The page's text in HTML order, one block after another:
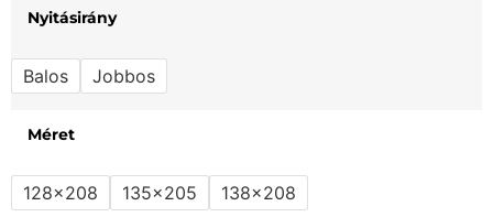
Nyitásirány
Balos Jobbos
Méret
128x208 135x205 138x208